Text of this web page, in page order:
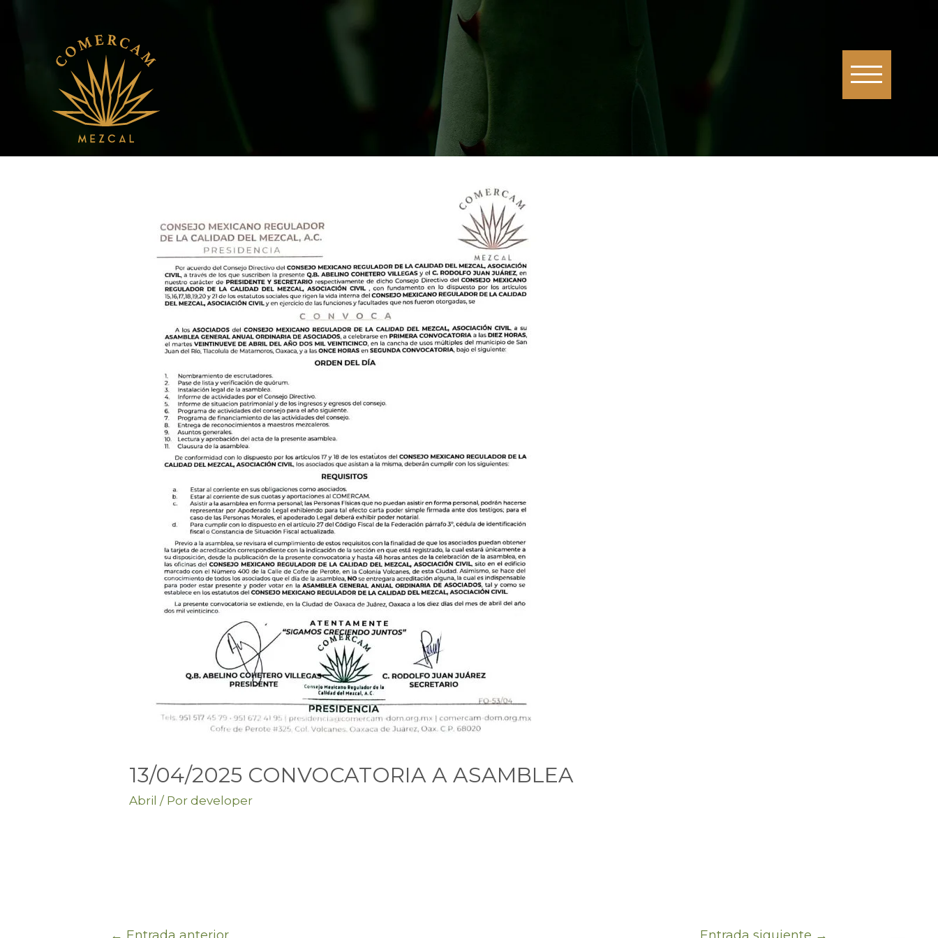
13/04/2025 CONVOCATORIA A ASAMBLEA
Abril / Pordeveloper
← Entrada anterior Entrada siguiente →